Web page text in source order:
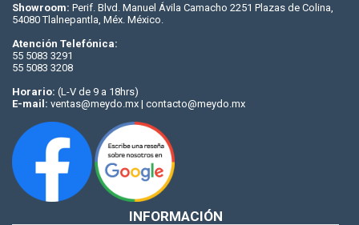
Showroom: Perif. Blvd. Manuel Ávila Camacho 2251 Plazas de Colina,
54080 Tlalnepantla, Méx. México.
Atención Telefónica:
55 5083 3291
55 5083 3208
Horario: (L-V de 9 a 18hrs)
E-mail: ventas@meydo.mx | contacto@meydo.mx
INFORMACIÓN